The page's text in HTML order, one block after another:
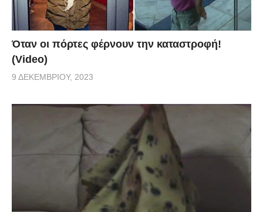
Όταν οι πόρτες φέρνουν την καταστροφή!
(Video)
9 ΔΕΚΕΜΒΡΊΟΥ, 2023